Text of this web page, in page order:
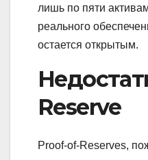
лишь по пяти
реального
остается открытым.
Reserve
Proof-of-Reserves,